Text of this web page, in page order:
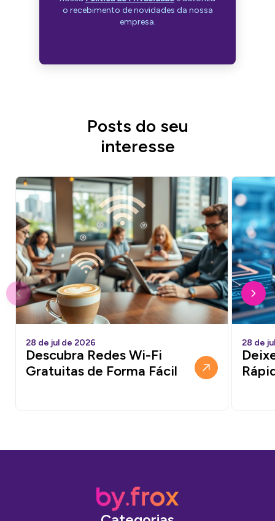
o recebimento de novidades da nossa
empresa.
Posts do seu
interesse
28 de jul de 2026
Descubra Redes Wi-Fi
Gratuitas de Forma Fácil
28 de